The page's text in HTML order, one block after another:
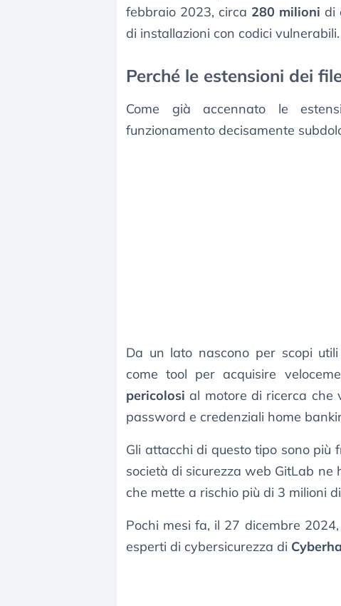
febbraio 2023, circa 280 milioni di
di installazioni con codici vulnerabili.
Perché le estensioni dei
Come già accennato le
funzionamento decisamente
Da un lato nascono per scopi
come tool per acquisire
pericolosi al motore di ricerca che
password e credenziali home
Gli attacchi di questo tipo sono più
società di sicurezza web GitLab
che mette a rischio più di 3 milioni
Pochi mesi fa, il 27 dicembre
esperti di cybersicurezza di